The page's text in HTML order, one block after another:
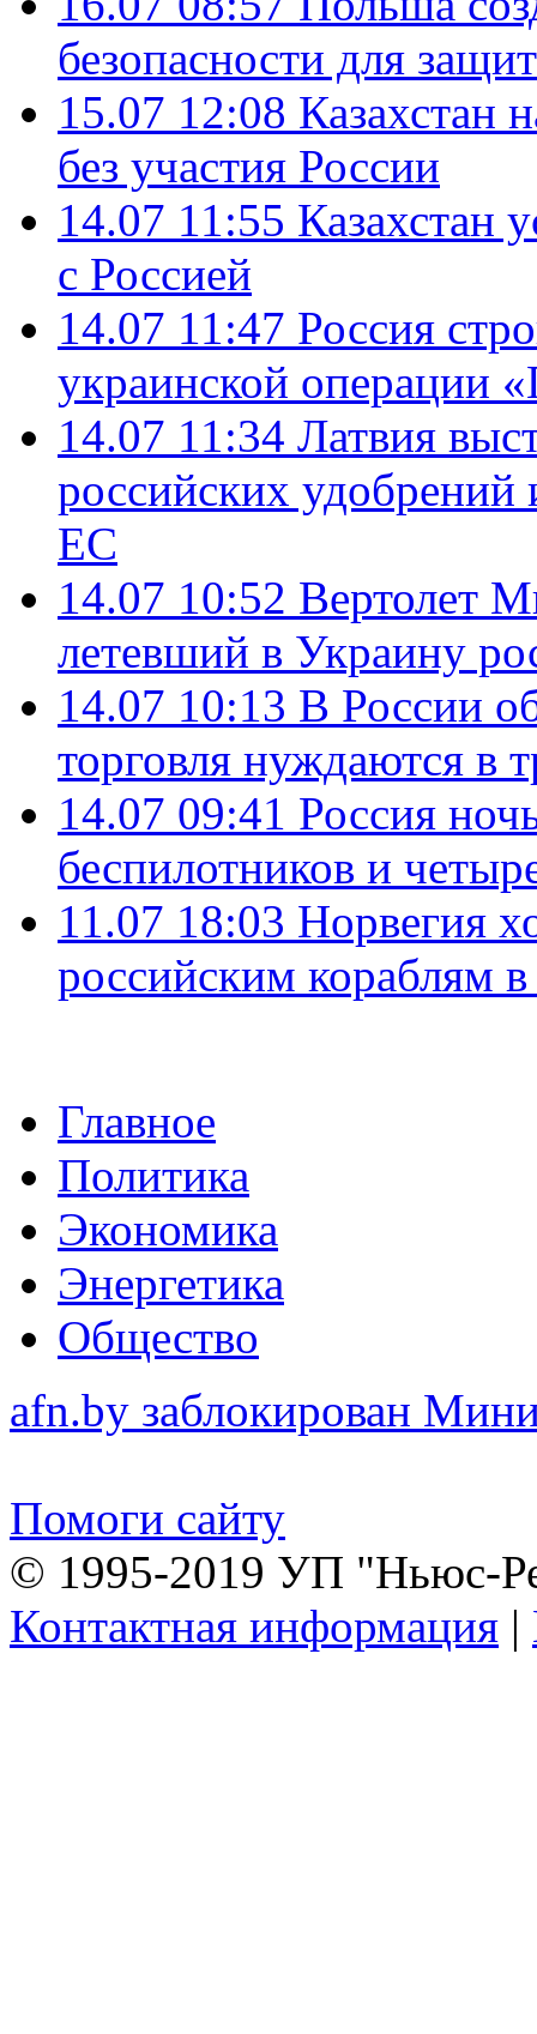
безопасности для
15.07 12:08 Казахстан
без участия России
14.07 11:55 Казахстан
с Россией
14.07 11:47 Россия
украинской операции
14.07 11:34 Латвия
российских
ЕС
14.07 10:52 Вертолет
летевший в Украину
14.07 10:13 В России
торговля нуждаются в
14.07 09:41 Россия
беспилотников и
11.07 18:03 Норвегия
российским кораблям
Главное
Политика
Экономика
Энергетика
Общество
afn.by заблокирован
Помоги сайту
© 1995-2019 УП "Ньюс-
Контактная информация |